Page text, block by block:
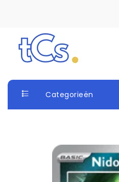
Skip to content
Categorieën